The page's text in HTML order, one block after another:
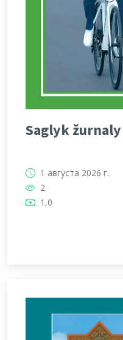
Saglyk žurnaly
1 августа 2026 г.
2
1,0